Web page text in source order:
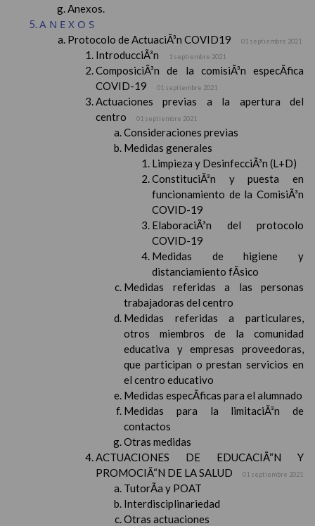
Anexos.
ANEXOS
Protocolo de ActuaciÃ³n COVID19 01 septiembre 2021
IntroducciÃ³n 1 septiembre 2021
ComposiciÃ³n de la comisiÃ³n especÃ­fica
COVID-19
01 septiembre 2021
Actuaciones previas a la apertura del
centro
01 septiembre 2021
Consideraciones previas
Medidas generales
Limpieza y DesinfecciÃ³n (L+D)
ConstituciÃ³n y puesta en
funcionamiento de la ComisiÃ³n
COVID-19
ElaboraciÃ³n del protocolo
COVID-19
Medidas de higiene y
distanciamiento fÃ­sico
Medidas referidas a las personas
trabajadoras del centro
Medidas referidas a particulares,
otros miembros de la comunidad
educativa y empresas proveedoras,
que participan o prestan servicios en
el centro educativo
Medidas especÃ­ficas para el alumnado
Medidas para la limitaciÃ³n de
contactos
Otras medidas
ACTUACIONES DE EDUCACIÃ“N Y
PROMOCIÃ“N DE LA SALUD
01 septiembre 2021
TutorÃ­a y POAT
Interdisciplinariedad
Otras actuaciones